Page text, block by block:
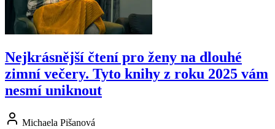
Nejkrásnější čtení pro ženy na dlouhé
zimní večery. Tyto knihy z roku 2025 vám
nesmí uniknout
Michaela Pišanová